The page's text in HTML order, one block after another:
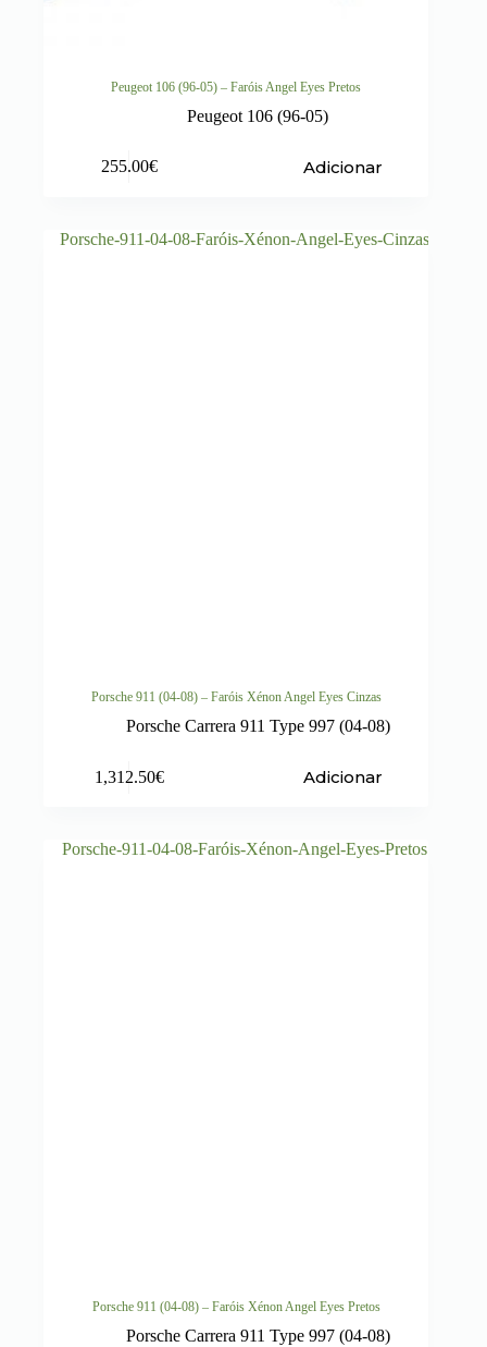
Peugeot 106 (96-05) – Faróis Angel Eyes Pretos
Peugeot 106 (96-05)
255.00€ Adicionar
Porsche 911 (04-08) – Faróis Xénon Angel Eyes Cinzas
Porsche Carrera 911 Type 997 (04-08)
1,312.50€ Adicionar
Porsche 911 (04-08) – Faróis Xénon Angel Eyes Pretos
Porsche Carrera 911 Type 997 (04-08)